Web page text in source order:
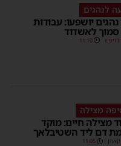
לנהגים
יושפעו: עבודות
סמוך לאשדוד
11:10
מצילה
מצילה חיים: מוקד
דם ליד השטיבלאך
11:05